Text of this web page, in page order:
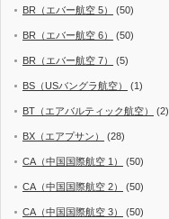
BR（エバー航空 5） (50)
BR（エバー航空 6） (50)
BR（エバー航空 7） (5)
BS（USバングラ航空） (1)
BT（エアバルティック航空） (2)
BX（エアプサン） (28)
CA（中国国際航空 1） (50)
CA（中国国際航空 2） (50)
CA（中国国際航空 3） (50)